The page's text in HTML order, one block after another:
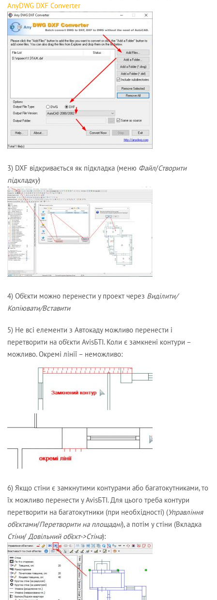
AnyDWG DXF Converter
3) DXF відкривається як підкладка (меню Файл/Створити
підкладку)
4) Об’єкти можно перенести у проект через Виділити/
Копіювати/Вставити
5) Не всі елементи з Автокаду можливо перенести і
перетворити на об’єкти AvisБТІ. Коли є замкнені контури –
можливо. Окремі лінії – неможливо:
6) Якщо стіни є замкнутими контурами або багатокутниками, то
їх можливо перенести у AvisБТІ. Для цього треба контури
перетворити на багатокутники (при необхідності) (Управління
об’єктами/Перетворити на площадні), а потім у стіни (Вкладка
Стіни/ Довільний об’єкт->Стіна):